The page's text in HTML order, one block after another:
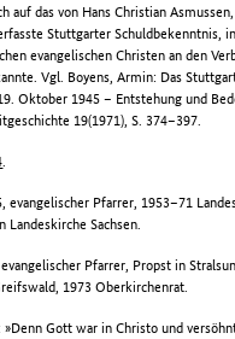
auf das von Hans Christian
Stuttgarter Schuldbekenntnis,
evangelischen Christen an den
Vgl. Boyens, Armin: Das
Oktober 1945 – Entstehung und
19(1971), S. 374–397.
.
evangelischer Pfarrer, 1953–71
Landeskirche Sachsen.
Pfarrer, Propst in
1973 Oberkirchenrat.
»Denn Gott war in Christo und